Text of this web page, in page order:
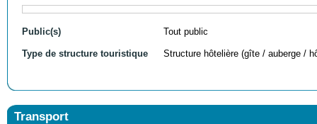
Public(s) Tout public
Type de structure touristique Structure hôtelière (gîte / auberge /
Transport